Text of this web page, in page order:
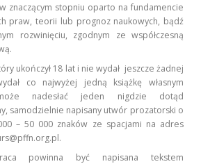
znaczącym stopniu oparto na fundamencie
praw, teorii lub prognoz naukowych, bądź
rozwinięciu, zgodnym ze współczesną
ukończył 18 lat i nie wydał jeszcze żadnej
co najwyżej jedną książkę własnym
nadesłać jeden nigdzie dotąd
samodzielnie napisany utwór prozatorski o
– 50 000 znaków ze spacjami na adres
powinna być napisana tekstem